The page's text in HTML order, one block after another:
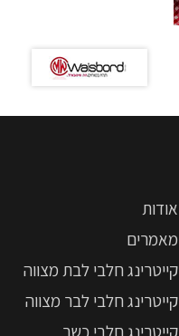
אודות
מאמרים
קייטרינג חלבי לבת מצווה
קייטרינג חלבי לבר מצווה
קייטרינג חלבי כשר